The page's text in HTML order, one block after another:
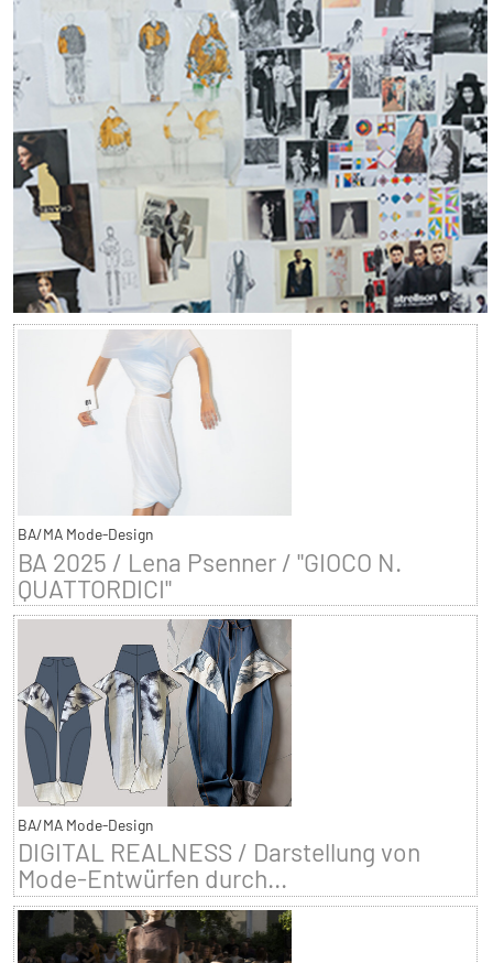
BA/MA Mode-Design
BA 2025 / Lena Psenner / "GIOCO N.
QUATTORDICI"
BA/MA Mode-Design
DIGITAL REALNESS / Darstellung von
Mode-Entwürfen durch...